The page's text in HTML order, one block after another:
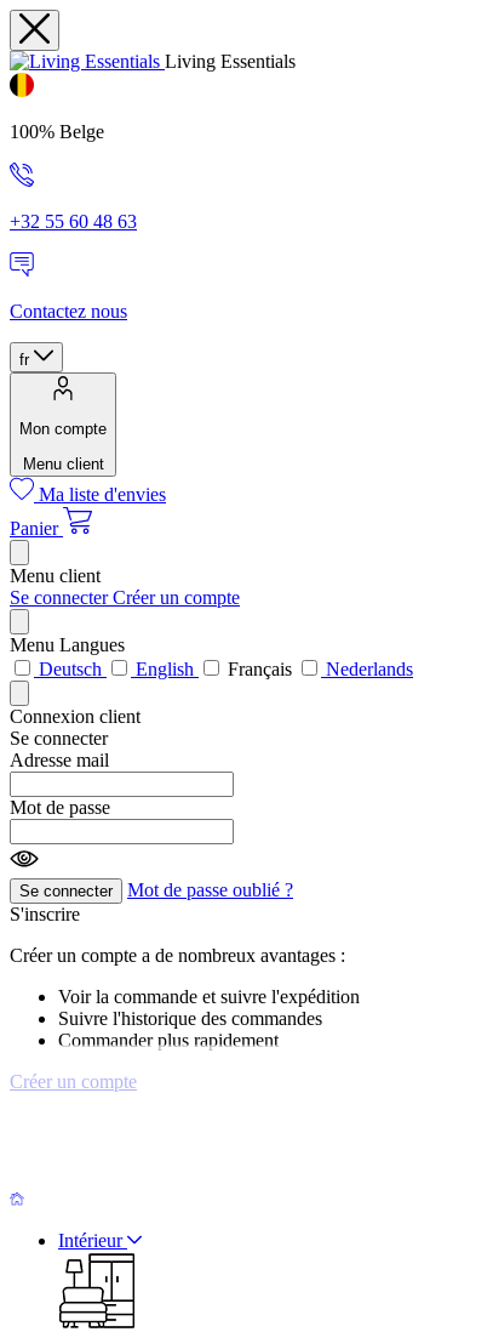
Living Essentials
100% Belge
+32 55 60 48 63
Contactez nous
fr
Mon compte
Menu client
Ma liste d'envies
Panier
Menu client
Se connecterCréer un compte
Menu Langues
Deutsch
English Français Nederlands
Connexion client
Se connecter
Adresse mail
Mot de passe
Se connecter
Mot de passe oublié ?
S'inscrire
Créer un compte a de nombreux avantages :
Voir la commande et suivre l'expédition
Suivre l'historique des commandes
Commander plus rapidement
Créer un compte
Intérieur